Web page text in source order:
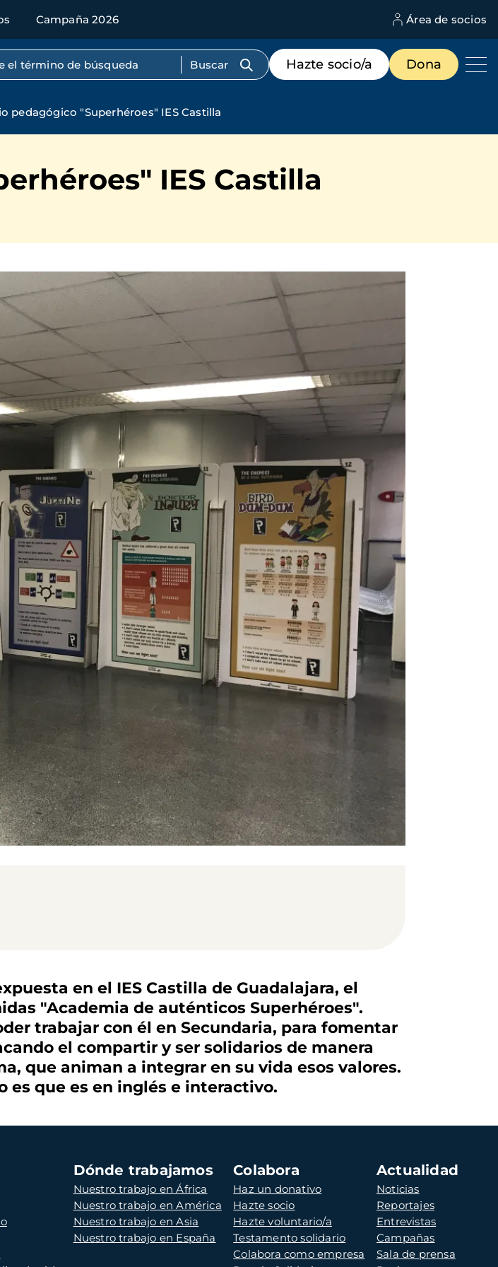
Campaña 2026 Área de socios
por texto completo
Menú
de
destacados
Hazte socio/a Dona
pedagógico "Superhéroes" IES Castilla
IES Castilla
en el IES Castilla de Guadalajara, el
"Academia de auténticos Superhéroes".
trabajar con él en Secundaria, para fomentar
el compartir y ser solidarios de manera
que animan a integrar en su vida esos valores.
es que es en inglés e interactivo.
Dónde trabajamos
Nuestro trabajo en África
Nuestro trabajo en América
Nuestro trabajo en Asia
Nuestro trabajo en España
Colabora
Haz un donativo
Hazte socio
Hazte voluntario/a
Testamento solidario
Colabora como empresa
Actualidad
Noticias
Reportajes
Entrevistas
Campañas
Sala de prensa